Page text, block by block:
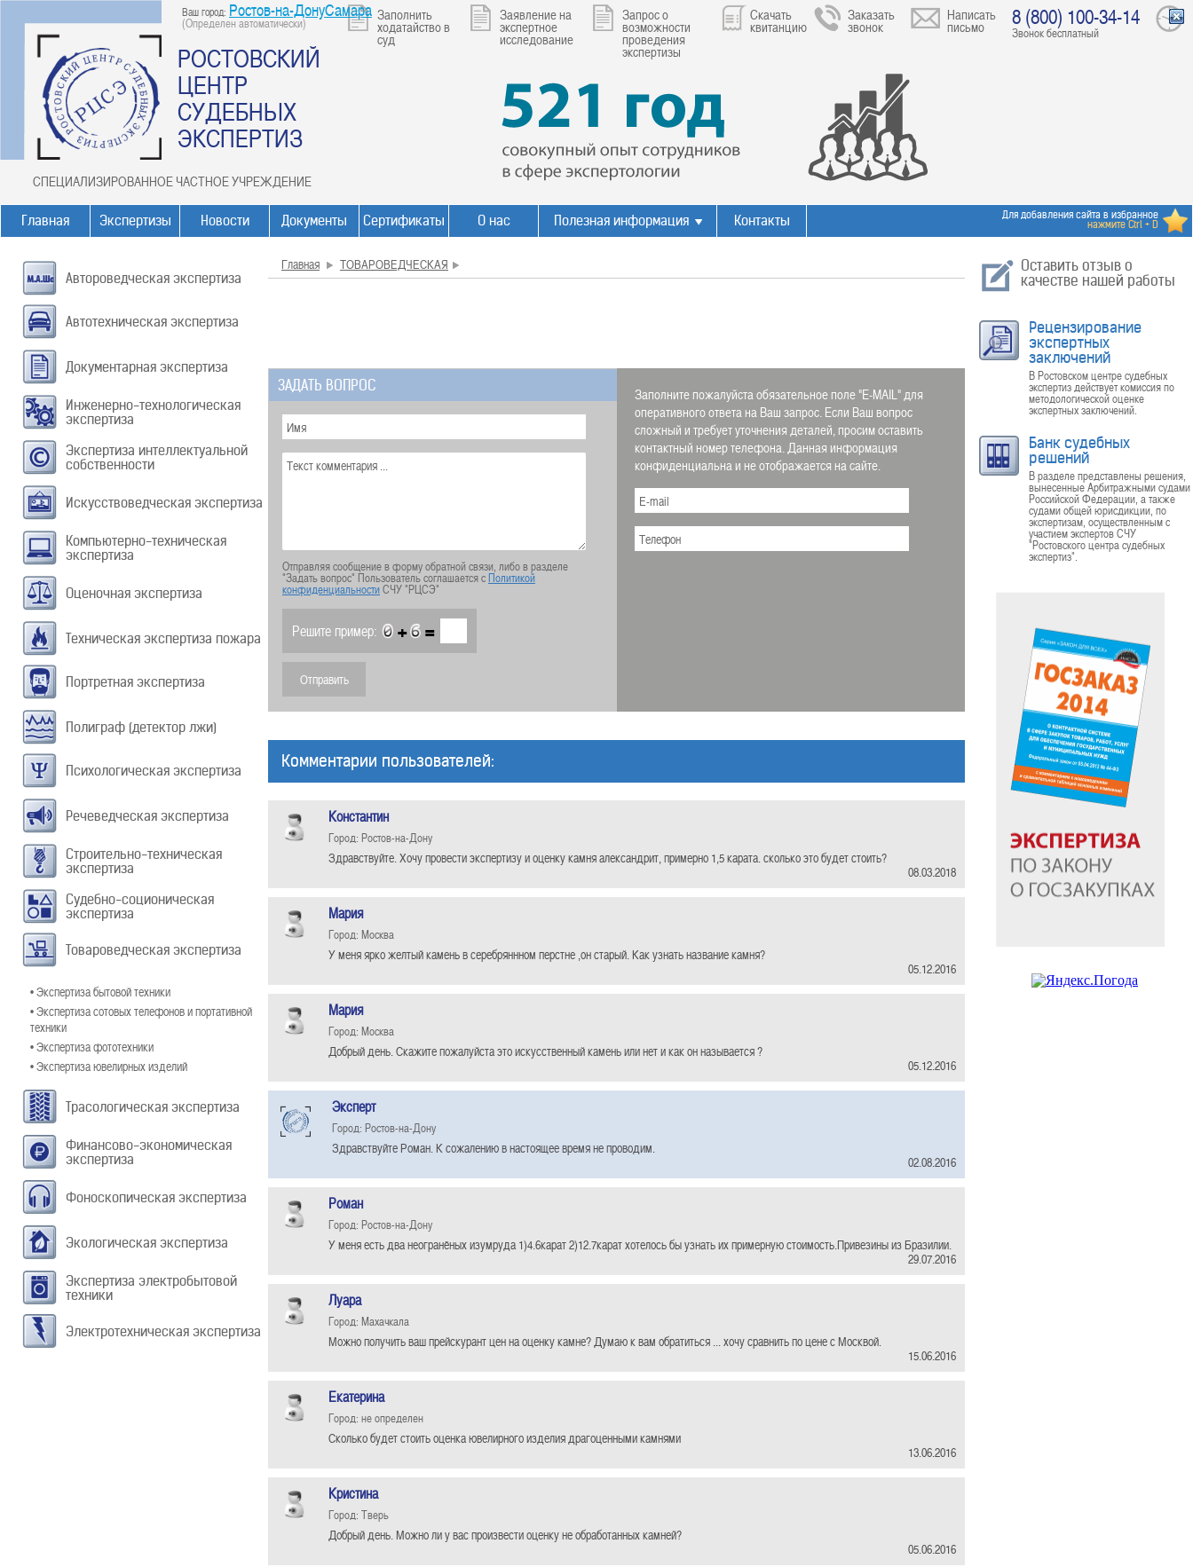
Ваш город: Ростов-на-ДонуСамара
(Определен автоматически)
РОСТОВСКИЙ
ЦЕНТР
СУДЕБНЫХ
ЭКСПЕРТИЗ
СПЕЦИАЛИЗИРОВАННОЕ ЧАСТНОЕ УЧРЕЖДЕНИЕ
Заполнить
ходатайство в
суд
Заявление на
экспертное
исследование
Запрос о
возможности
проведения
экспертизы
Скачать
квитанцию
Заказать
звонок
Написать
письмо 8 (800) 100-34-14
Звонок бесплатный
Главная Экспертизы Новости Документы Сертификаты О нас Полезная информация Контакты Для добавления сайта в избранное
нажмите Ctrl + D
Автороведческая экспертиза
Автотехническая экспертиза
Документарная экспертиза
Инженерно-технологическая
экспертиза
Экспертиза интеллектуальной
собственности
Искусствоведческая экспертиза
Компьютерно-техническая
экспертиза
Оценочная экспертиза
Техническая экспертиза пожара
Портретная экспертиза
Полиграф (детектор лжи)
Психологическая экспертиза
Речеведческая экспертиза
Строительно-техническая
экспертиза
Судебно-соционическая
экспертиза
Товароведческая экспертиза
• Экспертиза бытовой техники
• Экспертиза сотовых телефонов и портативной
техники
• Экспертиза фототехники
• Экспертиза ювелирных изделий
Трасологическая экспертиза
Финансово-экономическая
экспертиза
Фоноскопическая экспертиза
Экологическая экспертиза
Экспертиза электробытовой
техники
Электротехническая экспертиза
Главная ТОВАРОВЕДЧЕСКАЯ
ЗАДАТЬ ВОПРОС
Отправляя сообщение в форму обратной связи, либо в разделе
"Задать вопрос" Пользователь соглашается сПолитикой
конфиденциальностиСЧУ "РЦСЭ"
Решите пример: + =
Заполните пожалуйста обязательное поле "E-MAIL" для
оперативного ответа на Ваш запрос. Если Ваш вопрос
сложный и требует уточнения деталей, просим оставить
контактный номер телефона. Данная информация
конфиденциальна и не отображается на сайте.
Комментарии пользователей:
Константин
Город: Ростов-на-Дону
Здравствуйте. Хочу провести экспертизу и оценку камня александрит, примерно 1,5 карата. сколько это будет стоить?
08.03.2018
Мария
Город: Москва
У меня ярко желтый камень в серебряннном перстне ,он старый. Как узнать название камня?
05.12.2016
Мария
Город: Москва
Добрый день. Скажите пожалуйста это искусственный камень или нет и как он называется ?
05.12.2016
Эксперт
Город: Ростов-на-Дону
Здравствуйте Роман. К сожалению в настоящее время не проводим.
02.08.2016
Роман
Город: Ростов-на-Дону
У меня есть два неогранёных изумруда 1)4.6карат 2)12.7карат хотелось бы узнать их примерную стоимость.Привезины из Бразилии.
29.07.2016
Луара
Город: Махачкала
Можно получить ваш прейскурант цен на оценку камне? Думаю к вам обратиться ... хочу сравнить по цене с Москвой.
15.06.2016
Екатерина
Город: не определен
Сколько будет стоить оценка ювелирного изделия драгоценными камнями
13.06.2016
Кристина
Город: Тверь
Добрый день. Можно ли у вас произвести оценку не обработанных камней?
05.06.2016
Оставить отзыв о
качестве нашей работы
Рецензирование
экспертных
заключений
В Ростовском центре судебных
экспертиз действует комиссия по
методологической оценке
экспертных заключений.
Банк судебных
решений
В разделе представлены решения,
вынесенные Арбитражными судами
Российской Федерации, а также
судами общей юрисдикции, по
экспертизам, осуществленным с
участием экспертов СЧУ
"Ростовского центра судебных
экспертиз".